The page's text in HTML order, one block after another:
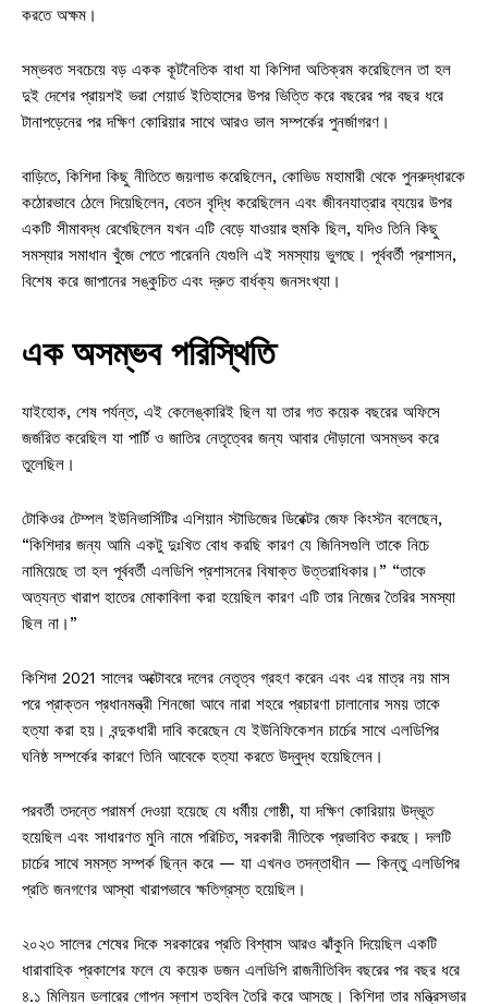
করতে অক্ষম।
সম্ভবত সবচেয়ে বড় একক কূটনৈতিক বাধা যা কিশিদা অতিক্রম করেছিলেন তা হল
দুই দেশের প্রায়শই ভরা শেয়ার্ড ইতিহাসের উপর ভিত্তি করে বছরের পর বছর ধরে
টানাপড়েনের পর দক্ষিণ কোরিয়ার সাথে আরও ভাল সম্পর্কের পুনর্জাগরণ।
বাড়িতে, কিশিদা কিছু নীতিতে জয়লাভ করেছিলেন, কোভিড মহামারী থেকে পুনরুদ্ধারকে
কঠোরভাবে ঠেলে দিয়েছিলেন, বেতন বৃদ্ধি করেছিলেন এবং জীবনযাত্রার ব্যয়ের উপর
একটি সীমাবদ্ধ রেখেছিলেন যখন এটি বেড়ে যাওয়ার হুমকি ছিল, যদিও তিনি কিছু
সমস্যার সমাধান খুঁজে পেতে পারেননি যেগুলি এই সমস্যায় ভুগছে। পূর্ববর্তী প্রশাসন,
বিশেষ করে জাপানের সঙ্কুচিত এবং দ্রুত বার্ধক্য জনসংখ্যা।
এক অসম্ভব পরিস্থিতি
যাইহোক, শেষ পর্যন্ত, এই কেলেঙ্কারিই ছিল যা তার গত কয়েক বছরের অফিসে
জর্জরিত করেছিল যা পার্টি ও জাতির নেতৃত্বের জন্য আবার দৌড়ানো অসম্ভব করে
তুলেছিল।
টোকিওর টেম্পল ইউনিভার্সিটির এশিয়ান স্টাডিজের ডিরেক্টর জেফ কিংস্টন বলেছেন,
“কিশিদার জন্য আমি একটু দুঃখিত বোধ করছি কারণ যে জিনিসগুলি তাকে নিচে
নামিয়েছে তা হল পূর্ববর্তী এলডিপি প্রশাসনের বিষাক্ত উত্তরাধিকার।” “তাকে
অত্যন্ত খারাপ হাতের মোকাবিলা করা হয়েছিল কারণ এটি তার নিজের তৈরির সমস্যা
ছিল না।”
কিশিদা 2021 সালের অক্টোবরে দলের নেতৃত্ব গ্রহণ করেন এবং এর মাত্র নয় মাস
পরে প্রাক্তন প্রধানমন্ত্রী শিনজো আবে নারা শহরে প্রচারণা চালানোর সময় তাকে
হত্যা করা হয়। বন্দুকধারী দাবি করেছেন যে ইউনিফিকেশন চার্চের সাথে এলডিপির
ঘনিষ্ঠ সম্পর্কের কারণে তিনি আবেকে হত্যা করতে উদ্বুদ্ধ হয়েছিলেন।
পরবর্তী তদন্তে পরামর্শ দেওয়া হয়েছে যে ধর্মীয় গোষ্ঠী, যা দক্ষিণ কোরিয়ায় উদ্ভূত
হয়েছিল এবং সাধারণত মুনি নামে পরিচিত, সরকারী নীতিকে প্রভাবিত করছে। দলটি
চার্চের সাথে সমস্ত সম্পর্ক ছিন্ন করে — যা এখনও তদন্তাধীন — কিন্তু এলডিপির
প্রতি জনগণের আস্থা খারাপভাবে ক্ষতিগ্রস্ত হয়েছিল।
২০২৩ সালের শেষের দিকে সরকারের প্রতি বিশ্বাস আরও ঝাঁকুনি দিয়েছিল একটি
ধারাবাহিক প্রকাশের ফলে যে কয়েক ডজন এলডিপি রাজনীতিবিদ বছরের পর বছর ধরে
৪.১ মিলিয়ন ডলারের গোপন স্লাশ তহবিল তৈরি করে আসছে। কিশিদা তার মন্ত্রিসভার